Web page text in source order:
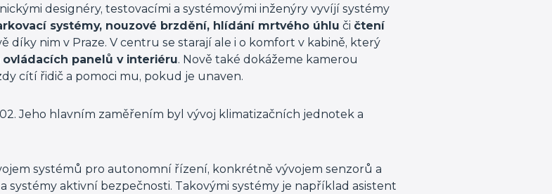
designéry, testovacími a systémovými inženýry vyvíjí systémy
systémy, nouzové brzdění, hlídání mrtvého úhlu či čtení
díky nim v Praze. V centru se starají ale i o komfort v kabině, který
ovládacích panelů v interiéru. Nově také dokážeme kamerou
cítí řidič a pomoci mu, pokud je unaven.
Jeho hlavním zaměřením byl vývoj klimatizačních jednotek a
systémů pro autonomní řízení, konkrétně vývojem senzorů a
systémy aktivní bezpečnosti. Takovými systémy je například asistent